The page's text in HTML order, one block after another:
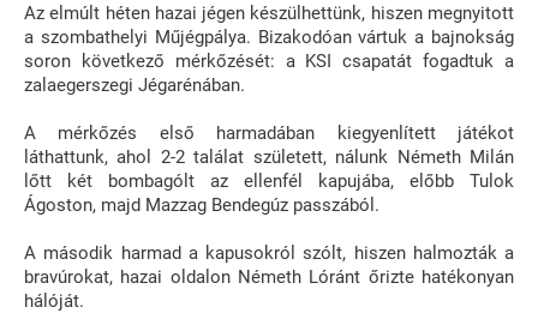
Az elmúlt héten hazai jégen készülhettünk, hiszen megnyitott
a szombathelyi Műjégpálya. Bizakodóan vártuk a bajnokság
soron következő mérkőzését: a KSI csapatát fogadtuk a
zalaegerszegi Jégarénában.
A mérkőzés első harmadában kiegyenlített játékot
láthattunk, ahol 2-2 találat született, nálunk Németh Milán
lőtt két bombagólt az ellenfél kapujába, előbb Tulok
Ágoston, majd Mazzag Bendegúz passzából.
A második harmad a kapusokról szólt, hiszen halmozták a
bravúrokat, hazai oldalon Németh Lóránt őrizte hatékonyan
hálóját.